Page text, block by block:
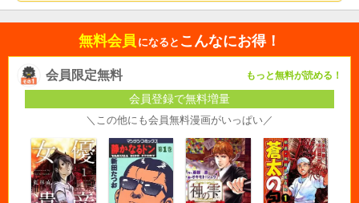
無料会員 になると こんなにお得！
会員限定無料 もっと無料が読める！
会員登録で無料増量
＼この他にも会員無料漫画がいっぱい／